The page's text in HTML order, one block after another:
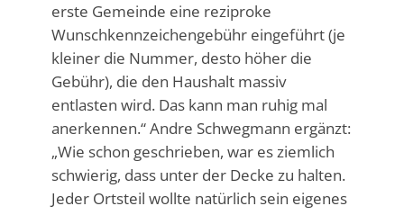
erste Gemeinde eine reziproke
Wunschkennzeichengebühr eingeführt (je
kleiner die Nummer, desto höher die
Gebühr), die den Haushalt massiv
entlasten wird. Das kann man ruhig mal
anerkennen.“ Andre Schwegmann ergänzt:
„Wie schon geschrieben, war es ziemlich
schwierig, dass unter der Decke zu halten.
Jeder Ortsteil wollte natürlich sein eigenes